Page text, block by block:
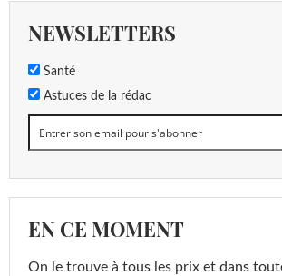
NEWSLETTERS
Santé
Astuces de la rédac
EN CE MOMENT
On le trouve à tous les prix et dans